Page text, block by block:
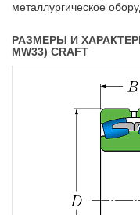
металлургическое
РАЗМЕРЫ И
MW33) CRAFT